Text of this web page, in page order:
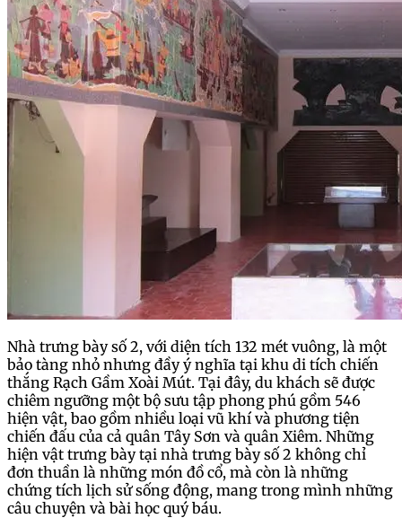
Nhà trưng bày số 2, với diện tích 132 mét vuông, là một
bảo tàng nhỏ nhưng đầy ý nghĩa tại khu di tích chiến
thắng Rạch Gầm Xoài Mút. Tại đây, du khách sẽ được
chiêm ngưỡng một bộ sưu tập phong phú gồm 546
hiện vật, bao gồm nhiều loại vũ khí và phương tiện
chiến đấu của cả quân Tây Sơn và quân Xiêm. Những
hiện vật trưng bày tại nhà trưng bày số 2 không chỉ
đơn thuần là những món đồ cổ, mà còn là những
chứng tích lịch sử sống động, mang trong mình những
câu chuyện và bài học quý báu.